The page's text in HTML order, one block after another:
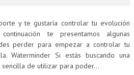
y te gustaría controlar tu evolución
te presentamos algunas
perder para empezar a controlar tu
Waterminder Si estás buscando una
de utilizar para poder...